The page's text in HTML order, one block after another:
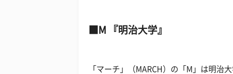
M 『明治大学』
「マーチ」（MARCH）の「M」は明治